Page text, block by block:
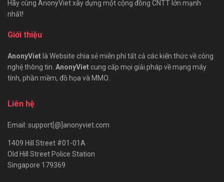
Hãy cùng AnonyViet xây dựng một cộng đồng CNTT lớn mạnh
nhất!
Giới thiệu
AnonyVietlà Website chia sẻ miễn phí tất cả các kiến thức về công
nghệ thông tin. AnonyViet cung cấp mọi giải pháp về mạng máy
tính, phần mềm, đồ họa và MMO.
Liên hệ
Email: support[@]anonyviet.com
1409 Hill Street #01-01A
Old Hill Street Police Station
Singapore 179369